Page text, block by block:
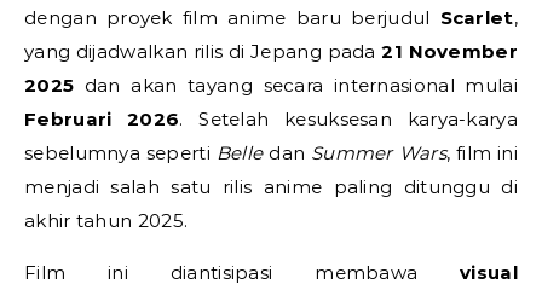
dengan proyek film anime baru berjudul Scarlet,
yang dijadwalkan rilis di Jepang pada21 November
2025 dan akan tayang secara internasional mulai
Februari 2026. Setelah kesuksesan karya-karya
sebelumnya seperti Belledan Summer Wars, film ini
menjadi salah satu rilis anime paling ditunggu di
akhir tahun 2025.
Film ini diantisipasi membawavisual